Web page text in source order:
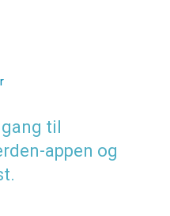
til
appen og